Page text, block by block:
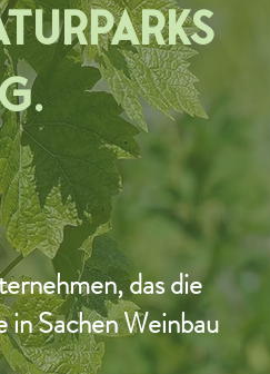
das die
Sachen Weinbau